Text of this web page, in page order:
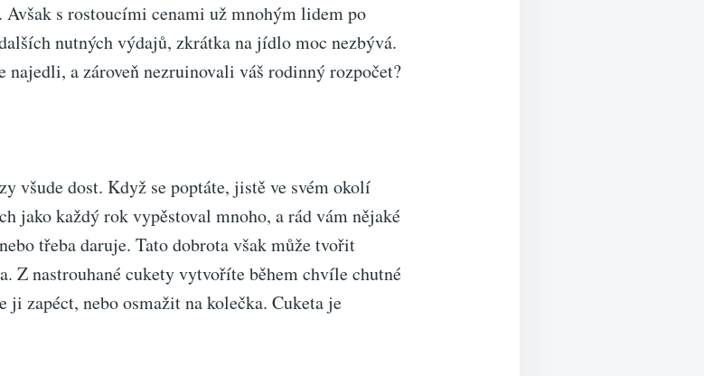
s rostoucími cenami už mnohým lidem po
nutných výdajů, zkrátka na jídlo moc nezbývá.
najedli, a zároveň nezruinovali váš rodinný rozpočet?
všude dost. Když se poptáte, jistě ve svém okolí
jako každý rok vypěstoval mnoho, a rád vám nějaké
třeba daruje. Tato dobrota však může tvořit
Z nastrouhané cukety vytvoříte během chvíle chutné
ji zapéct, nebo osmažit na kolečka. Cuketa je